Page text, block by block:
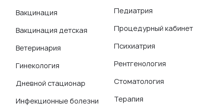
Вакцинация
Вакцинация детская
Ветеринария
Гинекология
Дневной стационар
Инфекционные болезни
Педиатрия
Процедурный кабинет
Психиатрия
Рентгенология
Стоматология
Терапия